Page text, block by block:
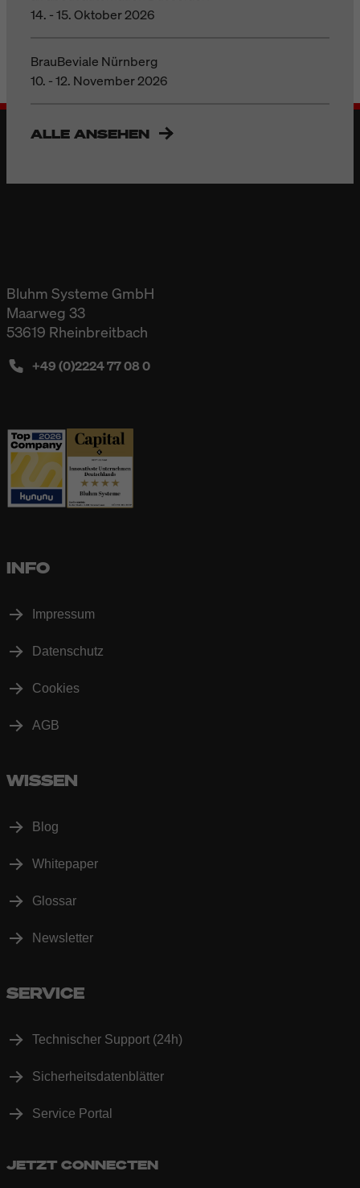
14. - 15. Oktober 2026
BrauBeviale Nürnberg
10. - 12. November 2026
ALLE ANSEHEN
Bluhm Systeme GmbH
Maarweg 33
53619 Rheinbreitbach
+49 (0)2224 77 08 0
INFO
Impressum
Datenschutz
Cookies
AGB
WISSEN
Blog
Whitepaper
Glossar
Newsletter
SERVICE
Technischer Support (24h)
Sicherheitsdatenblätter
Service Portal
JETZT CONNECTEN